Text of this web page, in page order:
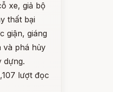
xe, giả bộ
thất bại
giận, giáng
và phá hủy
dựng.
lượt đọc